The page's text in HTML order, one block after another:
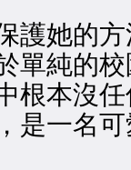
她的方
單純的
根本沒
是一名